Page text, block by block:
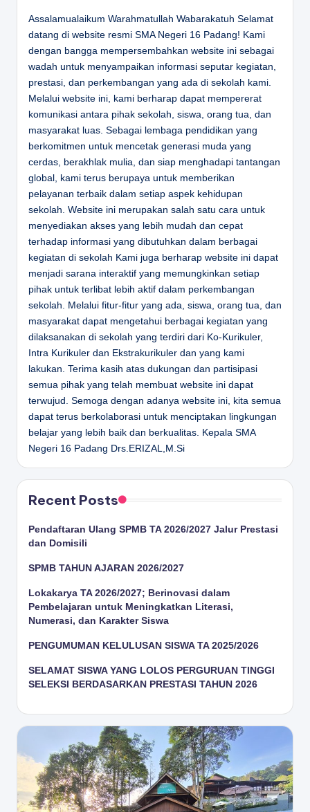
Assalamualaikum Warahmatullah Wabarakatuh Selamat
datang di website resmi SMA Negeri 16 Padang! Kami
dengan bangga mempersembahkan website ini sebagai
wadah untuk menyampaikan informasi seputar kegiatan,
prestasi, dan perkembangan yang ada di sekolah kami.
Melalui website ini, kami berharap dapat mempererat
komunikasi antara pihak sekolah, siswa, orang tua, dan
masyarakat luas. Sebagai lembaga pendidikan yang
berkomitmen untuk mencetak generasi muda yang
cerdas, berakhlak mulia, dan siap menghadapi tantangan
global, kami terus berupaya untuk memberikan
pelayanan terbaik dalam setiap aspek kehidupan
sekolah. Website ini merupakan salah satu cara untuk
menyediakan akses yang lebih mudah dan cepat
terhadap informasi yang dibutuhkan dalam berbagai
kegiatan di sekolah Kami juga berharap website ini dapat
menjadi sarana interaktif yang memungkinkan setiap
pihak untuk terlibat lebih aktif dalam perkembangan
sekolah. Melalui fitur-fitur yang ada, siswa, orang tua, dan
masyarakat dapat mengetahui berbagai kegiatan yang
dilaksanakan di sekolah yang terdiri dari Ko-Kurikuler,
Intra Kurikuler dan Ekstrakurikuler dan yang kami
lakukan. Terima kasih atas dukungan dan partisipasi
semua pihak yang telah membuat website ini dapat
terwujud. Semoga dengan adanya website ini, kita semua
dapat terus berkolaborasi untuk menciptakan lingkungan
belajar yang lebih baik dan berkualitas.
Kepala SMA
Negeri 16 Padang Drs.ERIZAL,M.Si
Recent Posts
Pendaftaran Ulang SPMB TA 2026/2027 Jalur Prestasi
dan Domisili
SPMB TAHUN AJARAN 2026/2027
Lokakarya TA 2026/2027; Berinovasi dalam
Pembelajaran untuk Meningkatkan Literasi,
Numerasi, dan Karakter Siswa
PENGUMUMAN KELULUSAN SISWA TA 2025/2026
SELAMAT SISWA YANG LOLOS PERGURUAN TINGGI
SELEKSI BERDASARKAN PRESTASI TAHUN 2026